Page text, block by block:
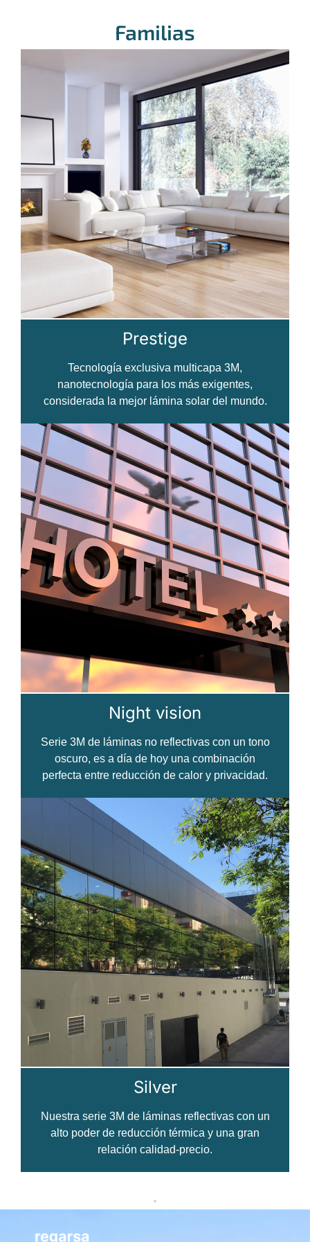
Familias
Prestige
Tecnología exclusiva multicapa 3M,
nanotecnología para los más exigentes,
considerada la mejor lámina solar del mundo.
Night vision
Serie 3M de láminas no reflectivas con un tono
oscuro, es a día de hoy una combinación
perfecta entre reducción de calor y privacidad.
Silver
Nuestra serie 3M de láminas reflectivas con un
alto poder de reducción térmica y una gran
relación calidad-precio.